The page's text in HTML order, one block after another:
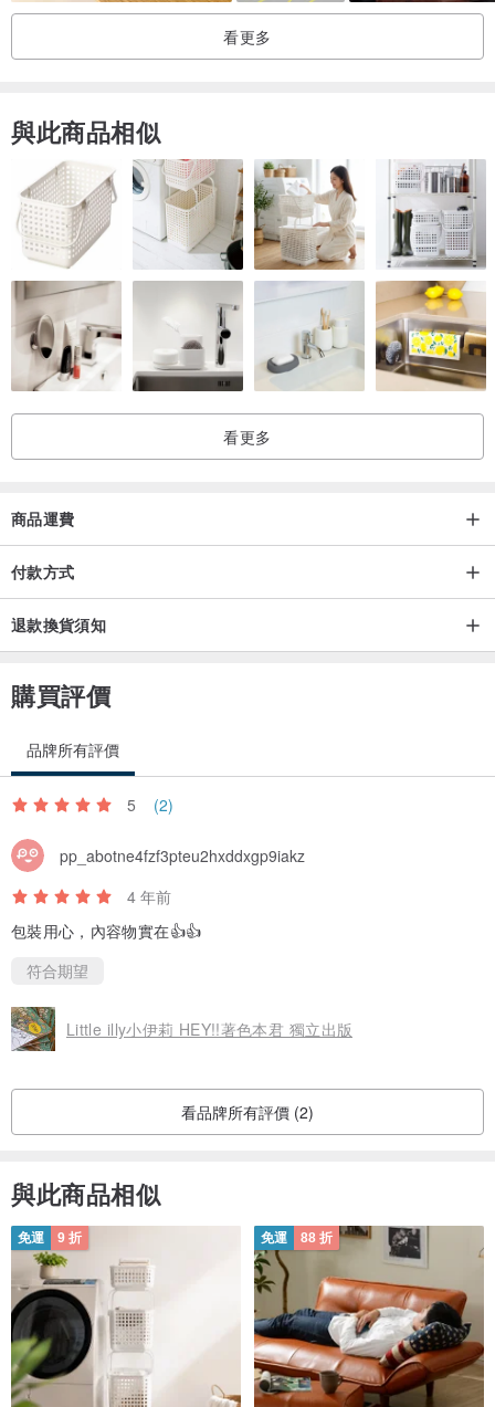
看更多
與此商品相似
看更多
商品運費
付款方式
退款換貨須知
購買評價
品牌所有評價
5 (2)
pp_abotne4fzf3pteu2hxddxgp9iakz
4 年前
包裝用心，內容物實在👍👍
符合期望
Little illy小伊莉 HEY!!著色本君 獨立出版
看品牌所有評價 (2)
與此商品相似
免運 9 折 免運 88 折